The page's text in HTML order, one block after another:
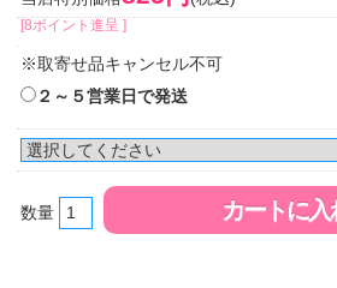
[8ポイント進呈 ]
※取寄せ品キャンセル不可
２～５営業日で発送
数量